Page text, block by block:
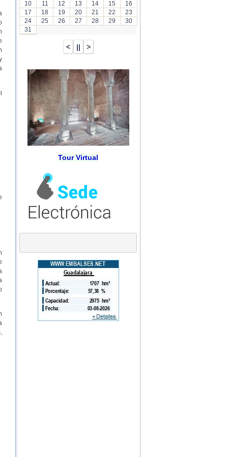
10
11 12 13 14 15
16
17
18 19 20 21 22
23
24
25 26 27 28 29
30
31
Tour Virtual